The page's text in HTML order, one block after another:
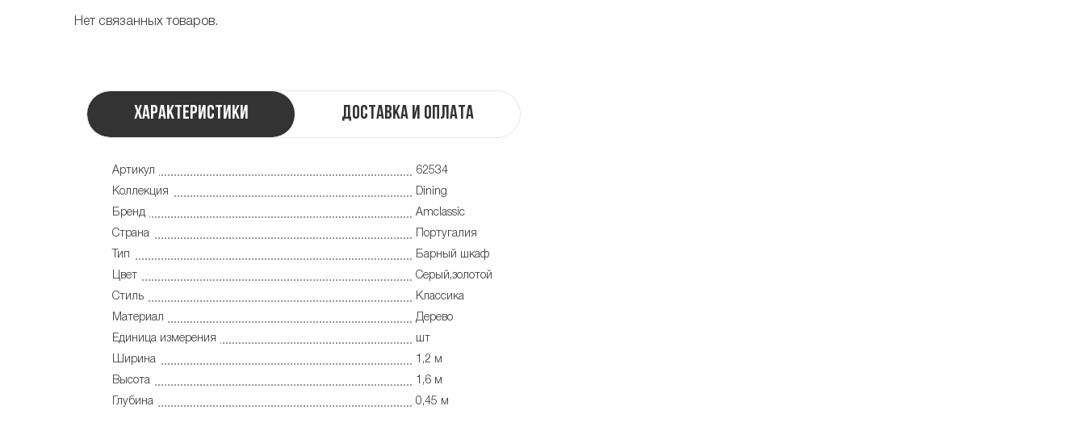
Нет связанных товаров.
Характеристики Доставка и оплата
Артикул
62534
Коллекция
Dining
Бренд
Amclassic
Страна
Португалия
Тип
Барный шкаф
Цвет
Серый,золотой
Стиль
Классика
Материал
Дерево
Единица измерения
шт
Ширина
1,2 м
Высота
1,6 м
Глубина
0,45 м